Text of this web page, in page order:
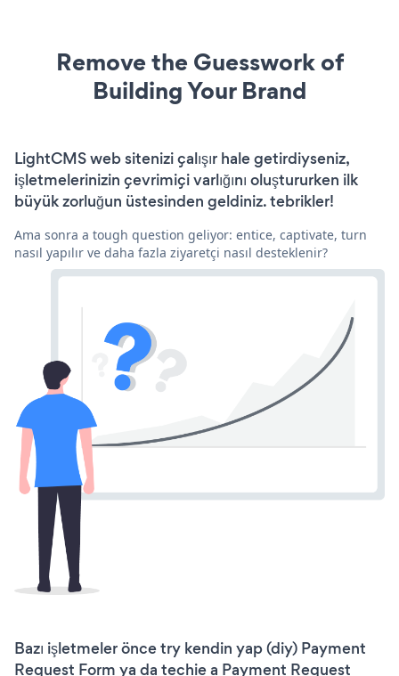
Remove the Guesswork of
Building Your Brand
LightCMS web sitenizi çalışır hale getirdiyseniz,
işletmelerinizin çevrimiçi varlığını oluştururken ilk
büyük zorluğun üstesinden geldiniz. tebrikler!
Ama sonra a tough question geliyor: entice, captivate, turn
nasıl yapılır ve daha fazla ziyaretçi nasıl desteklenir?
Bazı işletmeler önce try kendin yap (diy) Payment
Request Form ya da techie a Payment Request